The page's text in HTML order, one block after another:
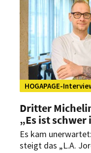
Bedeutung
HOGAPAGE-
Dritter
„Es ist schwer
Es kam
steigt das „L.A.